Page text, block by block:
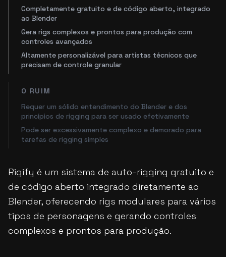
Completamente gratuito e de código aberto, integrado
ao Blender
Gera rigs complexos e prontos para produção com
controles avançados
Altamente personalizável para artistas técnicos que
precisam de controle granular
O RUIM
Requer um sólido entendimento do Blender e dos
princípios de rigging para ser usado efetivamente
Pode ser excessivamente complexo e demorado para
tarefas de rigging simples
Rigify é um sistema de auto-rigging gratuito e
de código aberto integrado diretamente ao
Blender, oferecendo rigs modulares para vários
tipos de personagens e gerando controles
complexos e prontos para produção.